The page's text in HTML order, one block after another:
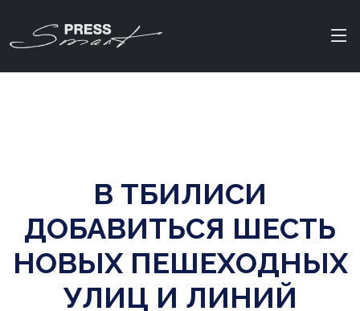
В ТБИЛИСИ
ДОБАВИТЬСЯ ШЕСТЬ
НОВЫХ ПЕШЕХОДНЫХ
УЛИЦ И ЛИНИЙ